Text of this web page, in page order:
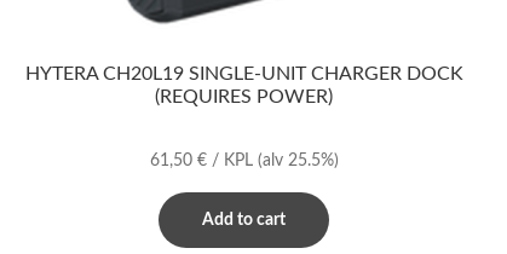
HYTERA CH20L19 SINGLE-UNIT CHARGER DOCK
(REQUIRES POWER)
61,50 €/ KPL (alv 25.5%)
Add to cart